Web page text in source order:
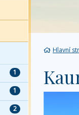
Hlavní
1
1
2